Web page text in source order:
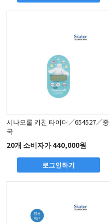
시나모롤 키친 타이머／654527／중
국
20개 소비자가 440,000원
로그인하기